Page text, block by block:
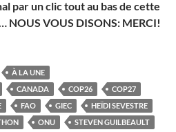
par un clic tout au bas de cette
NOUS VOUS DISONS: MERCI!
À LA UNE
CANADA COP26
COP27
FAO GIEC
HEÏDI SEVESTRE
ONU STEVEN GUILBEAULT